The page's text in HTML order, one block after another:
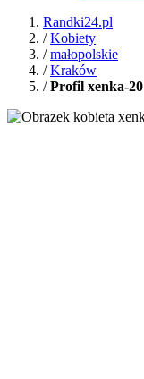
Randki24.pl
/Kobiety
/małopolskie
/Kraków
/Profil xenka-20